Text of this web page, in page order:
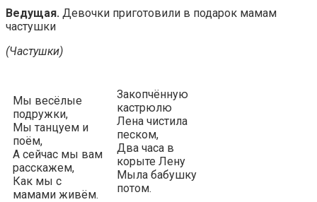
Ведущая. Девочки приготовили в подарок мамам
частушки
(Частушки)
Мы весёлые
подружки,
Мы танцуем и
поём,
А сейчас мы вам
расскажем,
Как мы с
мамами живём.
Закопчённую
кастрюлю
Лена чистила
песком,
Два часа в
корыте Лену
Мыла бабушку
потом.